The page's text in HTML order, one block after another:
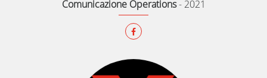
Comunicazione Operations- 2021